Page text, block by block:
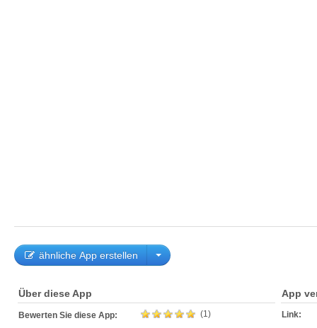
ähnliche App erstellen
Über diese App
Bewerten Sie diese App: (1)
App
Link: